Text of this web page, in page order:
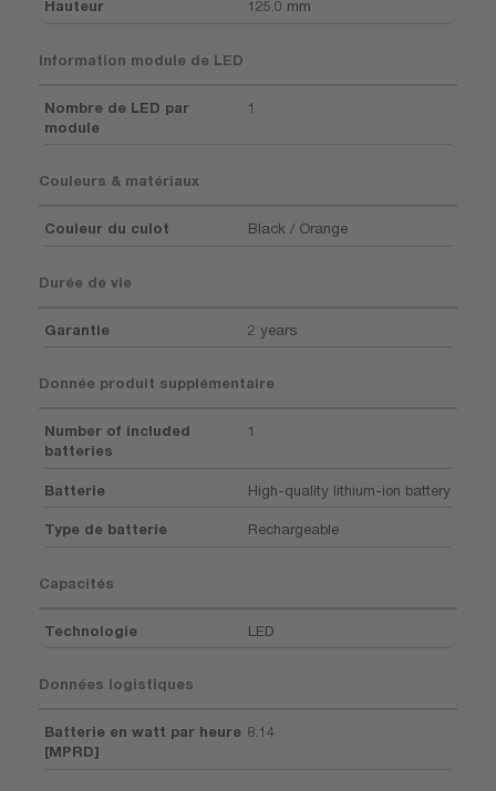
Hauteur 125.0 mm
Information module de LED
Nombre de LED par
module
1
Couleurs & matériaux
Couleur du culot Black / Orange
Durée de vie
Garantie 2 years
Donnée produit supplémentaire
Number of included
batteries
1
Batterie High-quality lithium-ion battery
Type de batterie Rechargeable
Capacités
Technologie LED
Données logistiques
Batterie en watt par heure
[MPRD]
8.14